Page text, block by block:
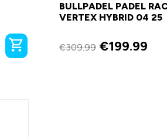
BULLPADEL PADEL
VERTEX HYBRID 04 25
€309.99 €199.99